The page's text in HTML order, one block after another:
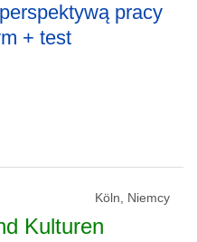
pracy
+ test
Köln, Niemcy
Kulturen